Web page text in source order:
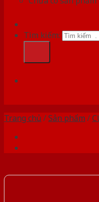
Tìm kiếm:
Trang chủ /Sản phẩm /